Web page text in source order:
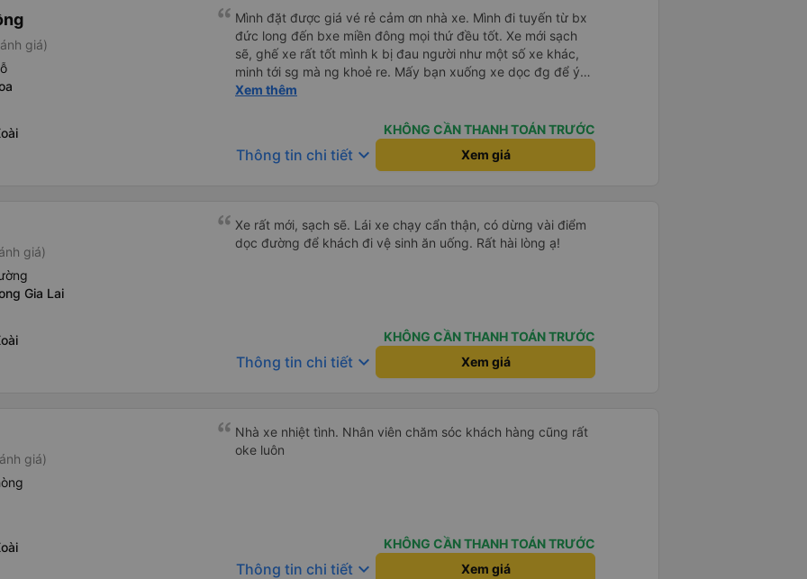
ko có nc thậm chí giấy cũng ko luôn 😭 nhưng bù lại thì
giường hơi bé nha, vé ăn cũng mắc hơn những xe khác,
phục vụ chỗ bán vé hơi cọc hình như xe này cũng bị phản
ánh phục vụ hay sao á . Tổng kết giá rẻ, wc (có nước), chăn
thơm ấm, xe êm ko lắc ko say nhưng giường bé, vé ăn nhích
hơn so vs những xe khác, phục vụ vé ko tốt nhưng tui
giá)
Mình đặt được giá vé rẻ cảm ơn nhà xe. Mình đi tuyến từ bx
đức long đến bxe miền đông mọi thứ đều tốt. Xe mới sạch
sẽ, ghế xe rất tốt mình k bị đau người như một số xe khác,
minh tới sg mà ng khoẻ re. Mấy bạn xuống xe dọc đg để ý
xíu là ổn.
Xem thêm
KHÔNG CẦN THANH TOÁN TRƯỚC
Thông tin chi tiết keyboard_arrow_down Xem giá
giá)
Gia Lai
Xe rất mới, sạch sẽ. Lái xe chạy cẩn thận, có dừng vài điểm
dọc đường để khách đi vệ sinh ăn uống. Rất hài lòng ạ!
KHÔNG CẦN THANH TOÁN TRƯỚC
Thông tin chi tiết keyboard_arrow_down Xem giá
giá)
Nhà xe nhiệt tình. Nhân viên chăm sóc khách hàng cũng rất
oke luôn
KHÔNG CẦN THANH TOÁN TRƯỚC
Thông tin chi tiết keyboard_arrow_down Xem giá